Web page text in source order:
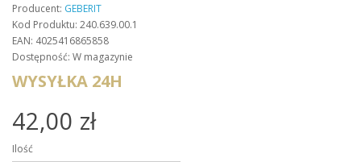
Producent: GEBERIT
Kod Produktu: 240.639.00.1
EAN: 4025416865858
Dostępność: W magazynie
WYSYŁKA 24H
42,00 zł
Ilość